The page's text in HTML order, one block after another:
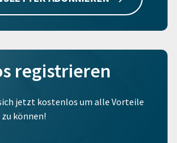
registrieren
jetzt kostenlos um alle Vorteile
können!